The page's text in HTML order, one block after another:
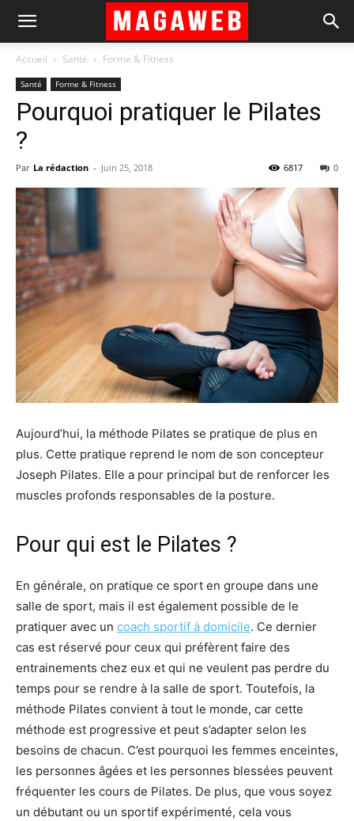
Accueil Santé Forme & Fitness
Santé Forme & Fitness
Pourquoi pratiquer le Pilates
?
Par La rédaction - Juin 25, 2018 0
6817
Aujourd’hui, la méthode Pilates se pratique de plus en
plus. Cette pratique reprend le nom de son concepteur
Joseph Pilates. Elle a pour principal but de renforcer les
muscles profonds responsables de la posture.
Pour qui est le Pilates ?
En générale, on pratique ce sport en groupe dans une
salle de sport, mais il est également possible de le
pratiquer avec un coach sportif à domicile. Ce dernier
cas est réservé pour ceux qui préfèrent faire des
entrainements chez eux et qui ne veulent pas perdre du
temps pour se rendre à la salle de sport. Toutefois, la
méthode Pilates convient à tout le monde, car cette
méthode est progressive et peut s’adapter selon les
besoins de chacun. C’est pourquoi les femmes enceintes,
les personnes âgées et les personnes blessées peuvent
fréquenter les cours de Pilates. De plus, que vous soyez
un débutant ou un sportif expérimenté, cela vous